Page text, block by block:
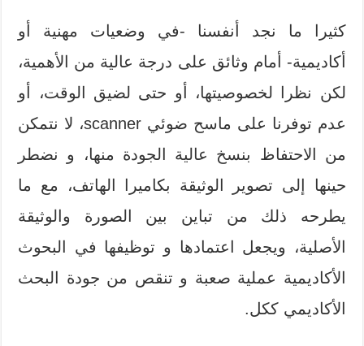
كثيرا ما نجد أنفسنا -في وضعيات مهنية أو
أكاديمية- أمام وثائق على درجة عالية من الأهمية،
لكن نظرا لخصوصيتها، أو حتى لضيق الوقت، أو
عدم توفرنا على ماسح ضوئي scanner، لا نتمكن
من الاحتفاظ بنسخ عالية الجودة منها، و نضطر
حينها إلى تصوير الوثيقة بكاميرا الهاتف، مع ما
يطرحه ذلك من تباين بين الصورة والوثيقة
الأصلية، ويجعل اعتمادها و توظيفها في البحوث
الأكاديمية عملية صعبة و تنقص من جودة البحث
الأكاديمي ككل.